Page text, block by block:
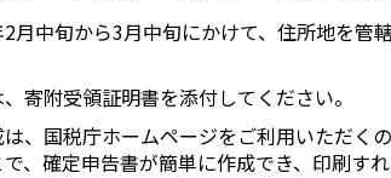
月中旬から3月中旬にかけて、住所地を管
寄附受領証明書を添付してください。
、国税庁ホームページをご利用いただく
、確定申告書が簡単に作成でき、印刷す